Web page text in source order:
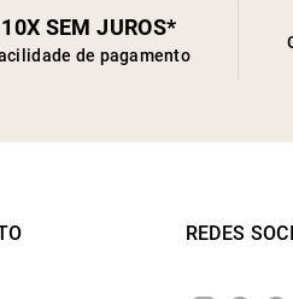
10X SEM JUROS*
de pagamento
REDES